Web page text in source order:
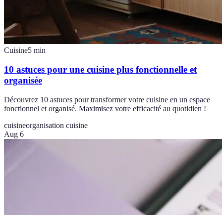
Cuisine5 min
10 astuces pour une cuisine plus fonctionnelle et
organisée
Découvrez 10 astuces pour transformer votre cuisine en un espace
fonctionnel et organisé. Maximisez votre efficacité au quotidien !
cuisineorganisation cuisine
Aug 6